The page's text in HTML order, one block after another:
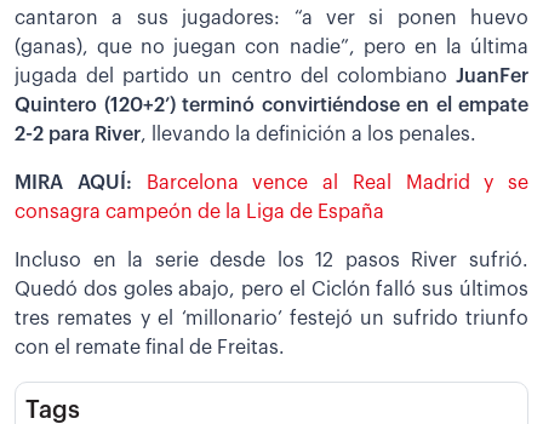
cantaron a sus jugadores: “a ver si ponen huevo
(ganas), que no juegan con nadie”, pero en la última
jugada del partido un centro del colombiano JuanFer
Quintero (120+2’) terminó convirtiéndose en el empate
2-2 para River, llevando la definición a los penales.
MIRA AQUÍ:
Barcelona vence al Real Madrid y se
consagra campeón de la Liga de España
Incluso en la serie desde los 12 pasos River sufrió.
Quedó dos goles abajo, pero el Ciclón falló sus últimos
tres remates y el ‘millonario’ festejó un sufrido triunfo
con el remate final de Freitas.
Tags